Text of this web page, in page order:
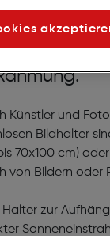
und
Bildhalter
70x100 cm)
von Bildern oder
zur